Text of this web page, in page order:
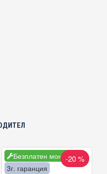
Безплатен монтаж
3г. гаранция
-20 %